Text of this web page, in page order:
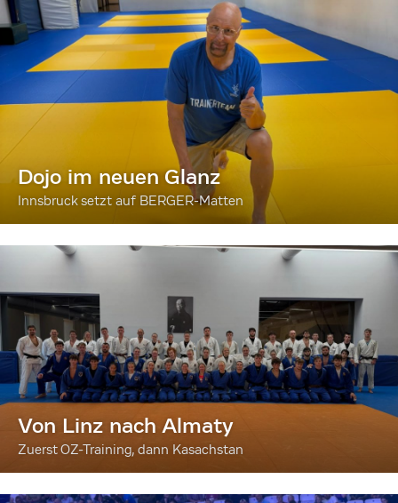
Dojo im neuen Glanz
Innsbruck setzt auf BERGER-Matten
Von Linz nach Almaty
Zuerst OZ-Training, dann Kasachstan